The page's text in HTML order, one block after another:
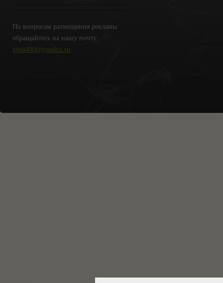
По вопросам размещения рекламы
обращайтесь на нашу почту:
gena480@yandex.ru